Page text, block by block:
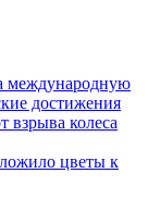
международную
достижения
колеса
цветы к